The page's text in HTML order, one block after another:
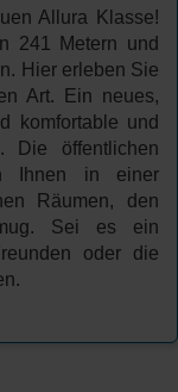
Allura Klasse!
241 Metern und
Hier erleben Sie
Art. Ein neues,
komfortable und
Die öffentlichen
Ihnen in einer
Räumen, den
Sei es ein
oder die